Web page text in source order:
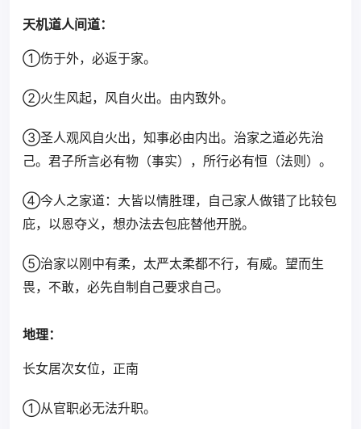
天机道人间道：
①伤于外，必返于家。
②火生风起，风自火出。由内致外。
③圣人观风自火出，知事必由内出。治家之道必先治
己。君子所言必有物（事实），所行必有恒（法则）。
④今人之家道：大皆以情胜理，自己家人做错了比较包
庇，以恩夺义，想办法去包庇替他开脱。
⑤治家以刚中有柔，太严太柔都不行，有威。望而生
畏，不敢，必先自制自己要求自己。
地理：
长女居次女位，正南
①从官职必无法升职。